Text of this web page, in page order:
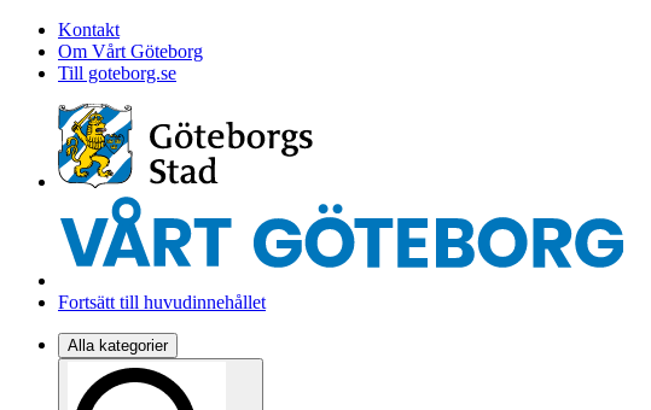
Kontakt
Om Vårt Göteborg
Till goteborg.se
Fortsätt till huvudinnehållet
Alla kategorier